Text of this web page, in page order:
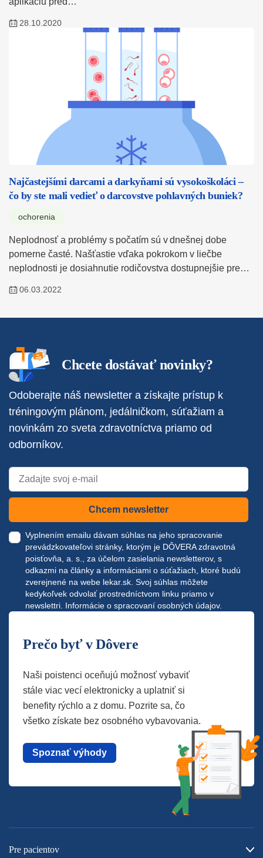
28.10.2020
Najčastejšími darcami a darkyňami sú vysokoškoláci –
čo by ste mali vedieť o darcovstve pohlavných buniek?
ochorenia
Neplodnosť a problémy s počatím sú v dnešnej dobe
pomerne časté. Našťastie vďaka pokrokom v liečbe
neplodnosti je dosiahnutie rodičovstva dostupnejšie pre…
06.03.2022
Chcete dostávať novinky?
Odoberajte náš newsletter a získajte prístup k
tréningovým plánom, jedálničkom, súťažiam a
novinkám zo sveta zdravotníctva priamo od
odborníkov.
Chcem newsletter
Vyplnením emailu dávam súhlas na jeho spracovanie
prevádzkovateľovi stránky, ktorým je DÔVERA zdravotná
poisťovňa, a. s., za účelom zasielania newsletterov, s
odkazmi na články a informáciami o súťažiach, ktoré budú
zverejnené na webe lekar.sk . Svoj súhlas môžete
kedykoľvek odvolať prostredníctvom linku priamo v
newslettri. Informácie o spracovaní osobných údajov.
Prečo byť v Dôvere
Naši poistenci oceňujú možnosť vybaviť
stále viac vecí elektronicky a uplatniť si
benefity rýchlo a z domu. Pozrite sa, čo
všetko získate bez osobného vybavovania.
Spoznať výhody
Pre pacientov